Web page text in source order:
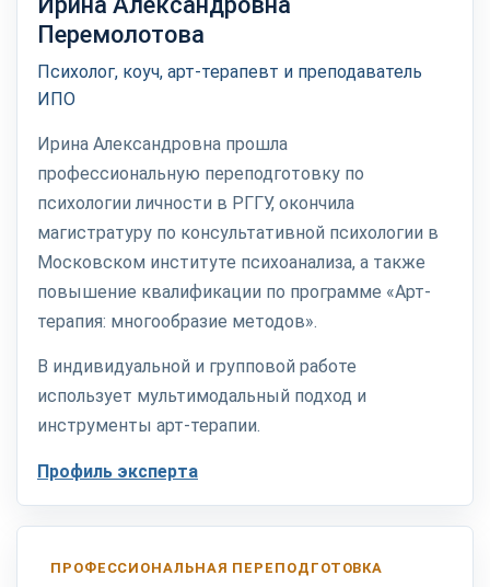
Перемолотова
Психолог, коуч, арт-терапевт и преподаватель
ИПО
Ирина Александровна прошла
профессиональную переподготовку по
психологии личности в РГГУ, окончила
магистратуру по консультативной психологии в
Московском институте психоанализа, а также
повышение квалификации по программе «Арт-
терапия: многообразие методов».
В индивидуальной и групповой работе
использует мультимодальный подход и
инструменты арт-терапии.
Профиль эксперта
ПРОФЕССИОНАЛЬНАЯ ПЕРЕПОДГОТОВКА